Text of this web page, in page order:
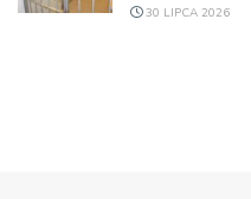
30 LIPCA 2026